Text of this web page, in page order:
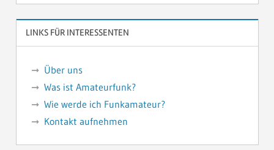
LINKS FÜR INTERESSENTEN
Über uns
Was ist Amateurfunk?
Wie werde ich Funkamateur?
Kontakt aufnehmen